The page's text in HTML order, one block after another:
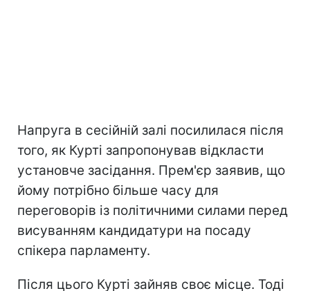
Напруга в сесійній залі посилилася після
того, як Курті запропонував відкласти
установче засідання. Прем'єр заявив, що
йому потрібно більше часу для
переговорів із політичними силами перед
висуванням кандидатури на посаду
спікера парламенту.
Після цього Курті зайняв своє місце. Тоді